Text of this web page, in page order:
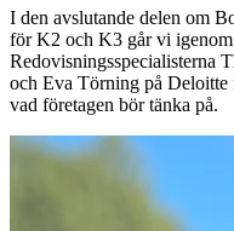
I den avslutande delen om
för K2 och K3 går vi
Redovisningsspecialisterna
och Eva Törning på Deloitte
vad företagen bör tänka på.